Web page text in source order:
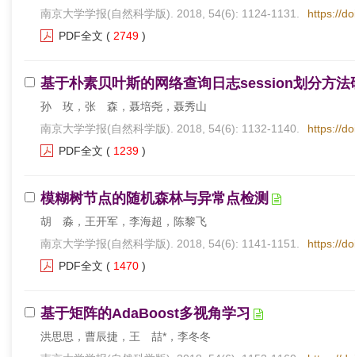
南京大学学报(自然科学版). 2018, 54(6): 1124-1131.
https://
PDF全文 ( 2749 )
基于朴素贝叶斯的网络查询日志session划分方法
孙 玫，张 森，聂培尧，聂秀山
南京大学学报(自然科学版). 2018, 54(6): 1132-1140.
https://
PDF全文 ( 1239 )
模糊树节点的随机森林与异常点检测
胡 淼，王开军，李海超，陈黎飞
南京大学学报(自然科学版). 2018, 54(6): 1141-1151.
https://
PDF全文 ( 1470 )
基于矩阵的AdaBoost多视角学习
洪思思，曹辰捷，王 喆*，李冬冬